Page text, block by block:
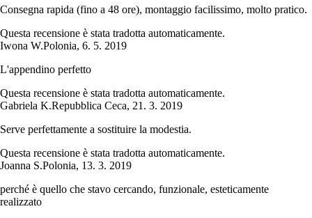
Consegna rapida (fino a 48 ore), montaggio facilissimo, molto pratico.
Questa recensione è stata tradotta automaticamente.
Iwona W.Polonia, 6. 5. 2019
L'appendino perfetto
Questa recensione è stata tradotta automaticamente.
Gabriela K.Repubblica Ceca, 21. 3. 2019
Serve perfettamente a sostituire la modestia.
Questa recensione è stata tradotta automaticamente.
Joanna S.Polonia, 13. 3. 2019
perché è quello che stavo cercando, funzionale, esteticamente
realizzato